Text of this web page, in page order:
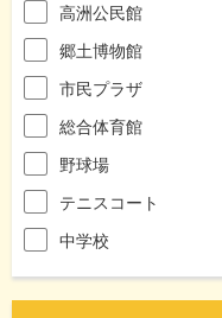
高洲公民館
郷土博物館
市民プラザ
総合体育館
野球場
テニスコート
中学校